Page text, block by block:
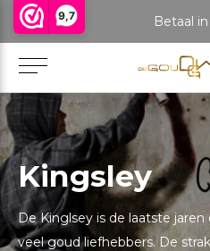
9,7 Betaal
Kingsley
De Kinglsey is de laatste
veel goud liefhebbers. De